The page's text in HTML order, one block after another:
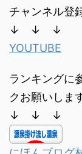
チャンネル登
↓ ↓ ↓
YOUTUBE
ランキングに
クお願いしま
↓ ↓ ↓